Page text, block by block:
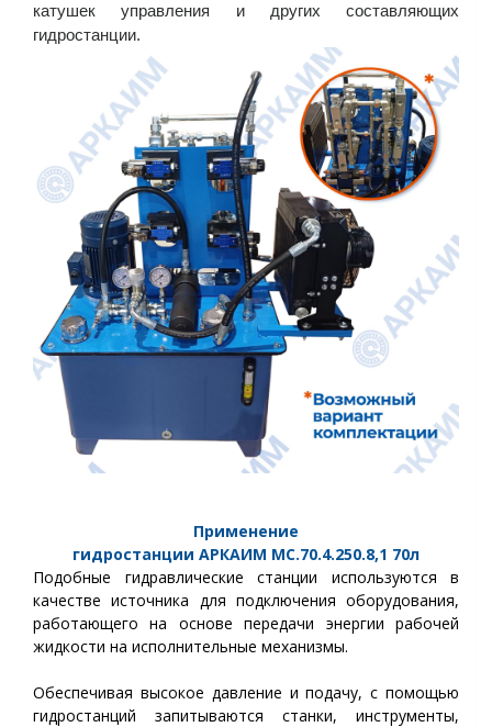
катушек управления и других составляющих
гидростанции.
Применение
гидростанции АРКАИМ МС.70.4.250.8,1 70л
Подобные гидравлические станции используются в
качестве источника для подключения оборудования,
работающего на основе передачи энергии рабочей
жидкости на исполнительные механизмы.
Обеспечивая высокое давление и подачу, с помощью
гидростанций запитываются станки, инструменты,